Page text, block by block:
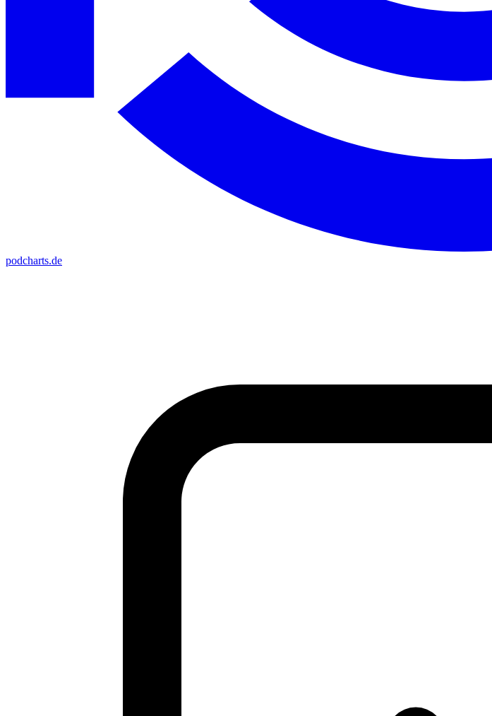
podcharts.de